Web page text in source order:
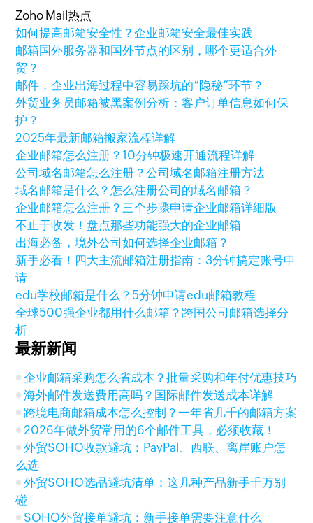
Zoho Mail热点
如何提高邮箱安全性？企业邮箱安全最佳实践
邮箱国外服务器和国外节点的区别，哪个更适合外
贸？
邮件，企业出海过程中容易踩坑的“隐秘”环节？
外贸业务员邮箱被黑案例分析：客户订单信息如何保
护？
2025年最新邮箱搬家流程详解
企业邮箱怎么注册？10分钟极速开通流程详解
公司域名邮箱怎么注册？公司域名邮箱注册方法
域名邮箱是什么？怎么注册公司的域名邮箱？
企业邮箱怎么注册？三个步骤申请企业邮箱详细版
不止于收发！盘点那些功能强大的企业邮箱
出海必备，境外公司如何选择企业邮箱？
新手必看！四大主流邮箱注册指南：3分钟搞定账号申
请
edu学校邮箱是什么？5分钟申请edu邮箱教程
全球500强企业都用什么邮箱？跨国公司邮箱选择分
析
最新新闻
企业邮箱采购怎么省成本？批量采购和年付优惠技巧
海外邮件发送费用高吗？国际邮件发送成本详解
跨境电商邮箱成本怎么控制？一年省几千的邮箱方案
2026年做外贸常用的6个邮件工具，必须收藏！
外贸SOHO收款避坑：PayPal、西联、离岸账户怎
么选
外贸SOHO选品避坑清单：这几种产品新手千万别
碰
SOHO外贸接单避坑：新手接单需要注意什么